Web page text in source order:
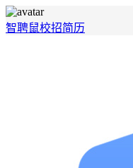
智聘鼠校招简历